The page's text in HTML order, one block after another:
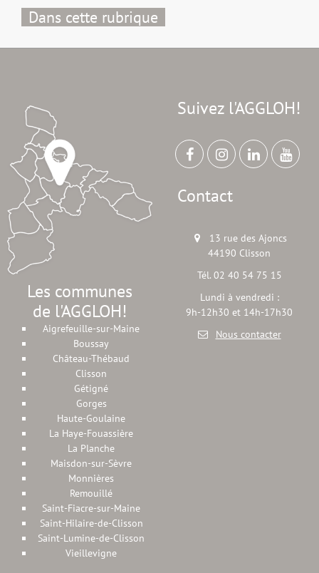
Dans cette rubrique
Les communes
de l'AGGLOH!
Aigrefeuille-sur-Maine
Boussay
Château-Thébaud
Clisson
Gétigné
Gorges
Haute-Goulaine
La Haye-Fouassière
La Planche
Maisdon-sur-Sèvre
Monnières
Remouillé
Saint-Fiacre-sur-Maine
Saint-Hilaire-de-Clisson
Saint-Lumine-de-Clisson
Vieillevigne
Suivez l'AGGLOH!
Contact
13 rue des Ajoncs
44190 Clisson
Tél. 02 40 54 75 15
Lundi à vendredi :
9h-12h30 et 14h-17h30
Nous contacter